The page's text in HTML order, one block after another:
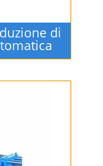
di